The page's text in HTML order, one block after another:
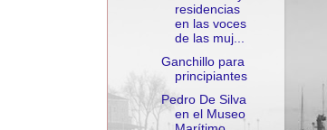
residencias
en las voces
de las muj...
Ganchillo para
principiantes
Pedro De Silva
en el Museo